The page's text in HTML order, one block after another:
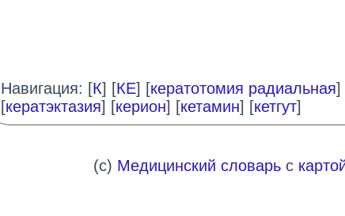
Навигация: [К] [КЕ] [кератотомия радиальная]
[кератэктазия] [керион] [кетамин] [кетгут]
(c) Медицинский словарьс